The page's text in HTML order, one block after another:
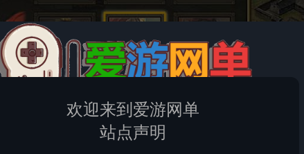
欢迎来到爱游网单
站点声明